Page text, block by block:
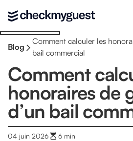
Blog
Comment calculer les
bail commercial
Comment
honoraires de
d’un bail
04 juin 2026 6 min